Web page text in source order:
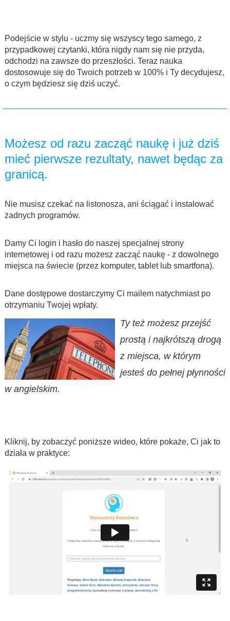
Podejście w stylu - uczmy się wszyscy tego samego, z
przypadkowej czytanki, która nigdy nam się nie przyda,
odchodzi na zawsze do przeszłości. Teraz nauka
dostosowuje się do Twoich potrzeb w 100% i Ty decydujesz,
o czym będziesz się dziś uczyć.
Możesz od razu zacząć naukę i już dziś
mieć pierwsze rezultaty, nawet będąc za
granicą.
Nie musisz czekać na listonosza, ani ściągać i instalować
żadnych programów.
Damy Ci login i hasło do naszej specjalnej strony
internetowej i od razu możesz zacząć naukę - z dowolnego
miejsca na świecie (przez komputer, tablet lub smartfona).
Dane dostępowe dostarczymy Ci mailem natychmiast po
otrzymaniu Twojej wpłaty.
Ty też możesz przejść
prostą i najkrótszą drogą
z miejsca, w którym
jesteś do pełnej płynności
w angielskim.
Kliknij, by zobaczyć poniższe wideo, które pokaże, Ci jak to
działa w praktyce: